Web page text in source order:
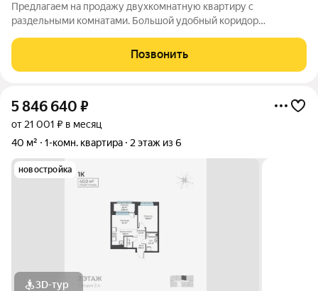
Предлагаем на продажу двухкомнатную квартиру с
раздельными комнатами. Большой удобный коридор
удобно для семей с детьми, для людей с проблемами опорно-
двигательного аппарата и для
Позвонить
5 846 640 ₽
от 21 001 ₽ в месяц
40 м²
1-комн. квартира 2 этаж из 6
новостройка
3D-тур